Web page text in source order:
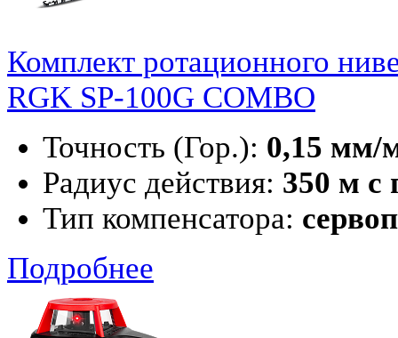
Комплект ротационного
RGK SP-100G COMBO
Точность (Гор.): 0,15 мм/
Радиус действия: 350 м с
Тип компенсатора:
Подробнее